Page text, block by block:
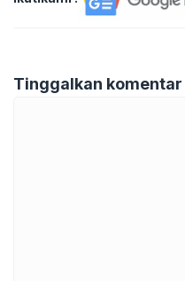
Tinggalkan komentar